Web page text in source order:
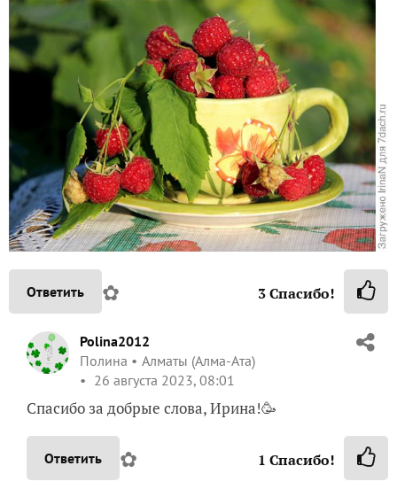
Ответить ✿ 3Спасибо!
Polina2012
Полина
Алматы (Алма-Ата)
26 августа 2023, 08:01
Спасибо за добрые слова, Ирина!🥳
Ответить ✿ 1 Спасибо!